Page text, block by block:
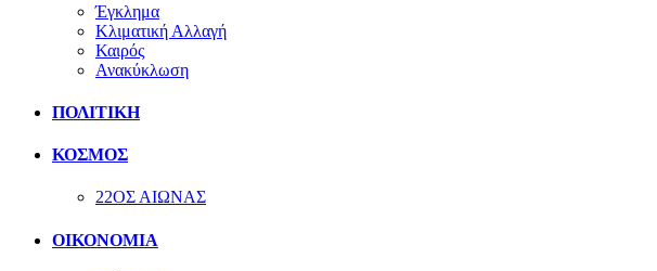
Έγκλημα
Κλιματική Αλλαγή
Καιρός
Ανακύκλωση
ΠΟΛΙΤΙΚΗ
ΚΟΣΜΟΣ
22ΟΣ ΑΙΩΝΑΣ
ΟΙΚΟΝΟΜΙΑ